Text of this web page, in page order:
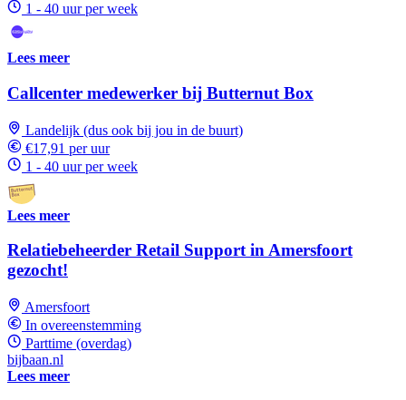
1 - 40 uur per week
Lees meer
Callcenter medewerker bij Butternut Box
Landelijk (dus ook bij jou in de buurt)
€17,91 per uur
1 - 40 uur per week
Lees meer
Relatiebeheerder Retail Support in Amersfoort
gezocht!
Amersfoort
In overeenstemming
Parttime (overdag)
bijbaan.nl
Lees meer